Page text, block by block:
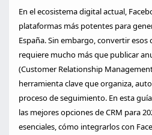
En el ecosistema digital actual,
plataformas más potentes para
España. Sin embargo, convertir
requiere mucho más que publicar
(Customer Relationship
herramienta clave que organiza,
proceso de seguimiento. En esta
las mejores opciones de CRM para
esenciales, cómo integrarlos con